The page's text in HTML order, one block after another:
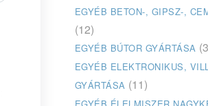
EGYÉB BETON-, GIPSZ-,
(12)
EGYÉB BÚTOR GYÁRTÁSA
EGYÉB ELEKTRONIKUS,
GYÁRTÁSA (11)